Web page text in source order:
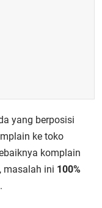
yang berposisi
ke toko
komplain
masalah ini 100%
.